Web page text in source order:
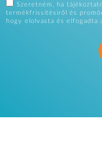
Szeretném, ha
termékfrissítésiről és
hogy elolvasta és elfogadta